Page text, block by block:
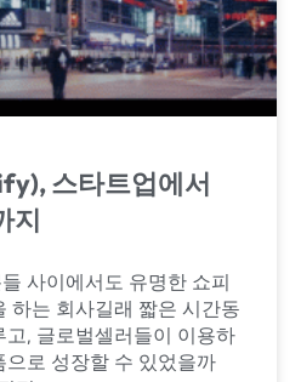
스타트업에서
지
사이에서도 유명한 쇼피
하는 회사길래 짧은 시간동
, 글로벌셀러들이 이용하
로 성장할 수 있었을까